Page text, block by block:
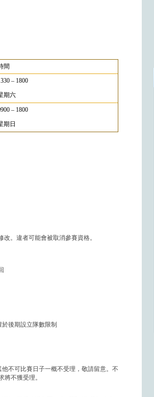
間
– 1800
期六
– 1800
期日
。違者可能會被取消參賽資格。
後期設立隊數限制
不可比賽日子一概不受理，敬請留意。不
將不獲受理。